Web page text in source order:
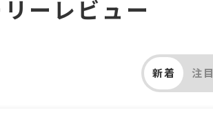
ーレビュー
新着 注目